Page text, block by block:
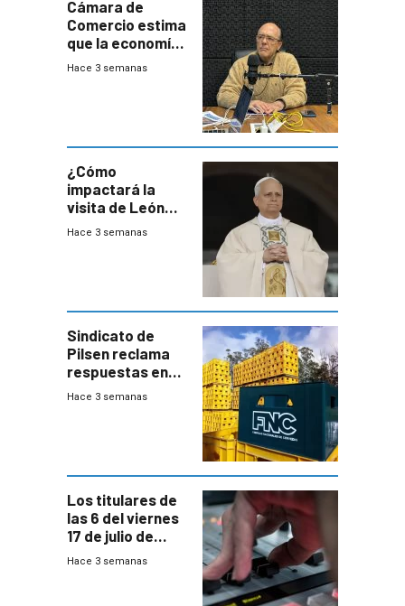
Cámara de
Comercio estima
que la economía
crecerá 1,6%
Hace 3 semanas
¿Cómo
impactará la
visita de León
XIV a Uruguay?
Hace 3 semanas
Sindicato de
Pilsen reclama
respuestas en
medio de
Hace 3 semanas
Los titulares de
las 6 del viernes
17 de julio de
2026
Hace 3 semanas